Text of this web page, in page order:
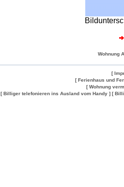
Wohnung
[
[ Ferienhaus und
[ Wohnung
[ Billiger telefonieren ins Ausland vom Handy ] [